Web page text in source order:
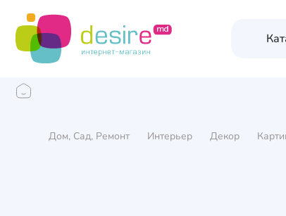
Дом, Сад, Ремонт Интерьер Декор